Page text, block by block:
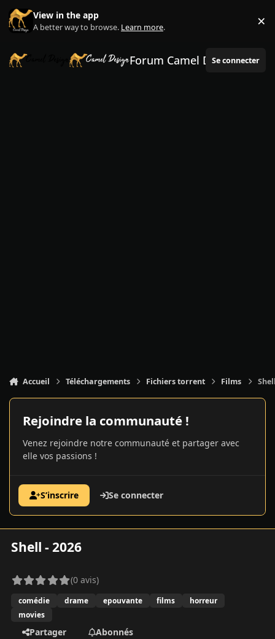
Aller au contenu
View in the app
A better way to browse. Learn more. ×
Forum Camel Design
Se connecter
Accueil Téléchargements Fichiers torrent Films
Rejoindre la communauté !
Venez rejoindre notre communauté et partager avec
elle vos passions !
S’inscrire Se connecter
Shell - 2026
(0 avis)
comédie drame epouvante films
horreur
movies
Partager
Abonnés